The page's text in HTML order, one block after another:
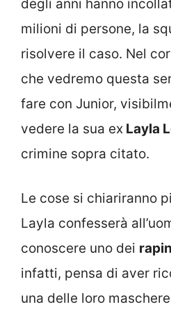
degli anni hanno
milioni di persone, la
risolvere il caso. Nel
che vedremo questa
fare con Junior,
vedere la sua ex Layla
crimine sopra citato.
Le cose si chiariranno
Layla confesserà
conoscere uno dei
infatti, pensa di aver
una delle loro